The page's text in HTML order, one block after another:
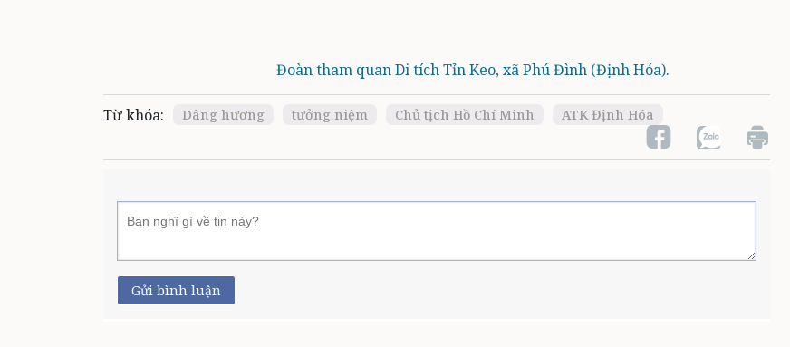
Đoàn tham quan Di tích Tỉn Keo, xã Phú Đình (Định Hóa).
Từ khóa: Dâng hương tưởng niệm Chủ tịch Hồ Chí Minh ATK Định Hóa
Gửi bình luận